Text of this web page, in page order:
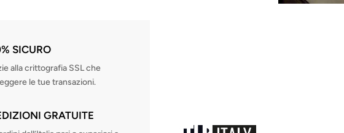
S
SICURO
alla crittografia SSL che
le tue transazioni.
GRATUITE